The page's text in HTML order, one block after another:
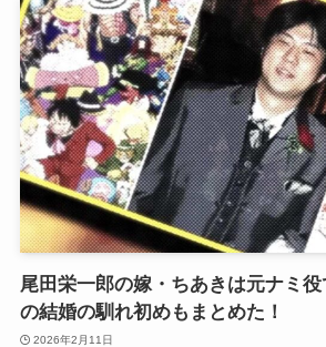
尾田栄一郎の嫁・ちあきは元ナミ
の結婚の馴れ初めもまとめた！
2026年2月11日